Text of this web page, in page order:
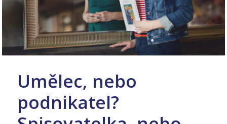
Umělec, nebo
podnikatel?